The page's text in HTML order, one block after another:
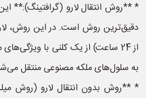
* **روش انتقال لارو (گرافتینگ):**
دقیق‌ترین روش است. در این روش،
از 24 ساعت) از یک کلنی با
به سلول‌های ملکه مصنوعی منتقل
* **روش بدون انتقال لارو (روش